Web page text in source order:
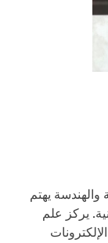
والهندسة يهتم
يركز علم